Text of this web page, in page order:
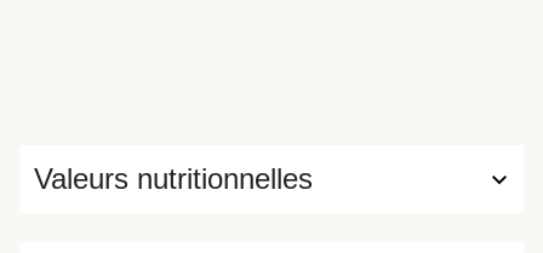
Valeurs nutritionnelles